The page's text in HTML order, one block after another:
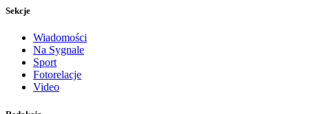
Sekcje
Wiadomości
Na Sygnale
Sport
Fotorelacje
Video